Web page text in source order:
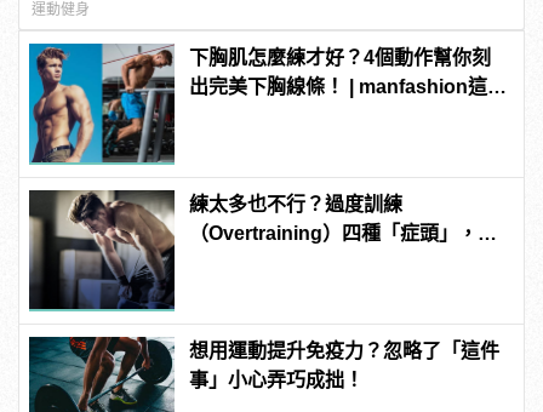
運動健身
下胸肌怎麼練才好？4個動作幫你刻
出完美下胸線條！ | manfashion這樣
練太多也不行？過度訓練
（Overtraining）四種「症頭」，中
想用運動提升免疫力？忽略了「這件
事」小心弄巧成拙！